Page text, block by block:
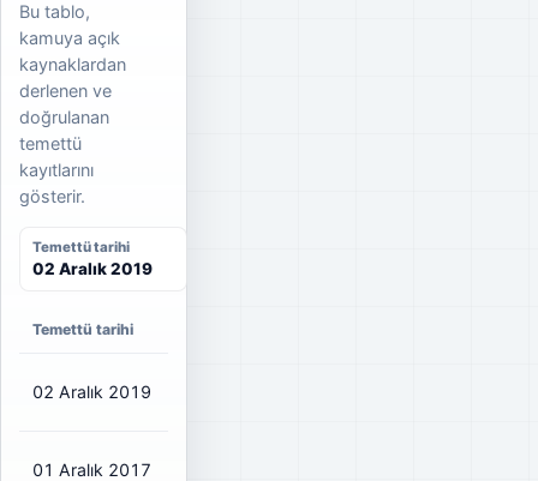
Bu tablo,
kamuya açık
kaynaklardan
derlenen ve
doğrulanan
temettü
kayıtlarını
gösterir.
Temettü tarihi
02 Aralık 2019
Temettü tarihi
02 Aralık 2019
01 Aralık 2017